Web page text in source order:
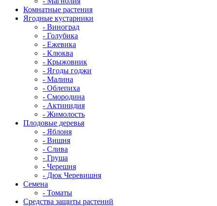
Комнатные растения
Ягодные кустарники
- Виноград
- Голубика
- Ежевика
- Клюква
- Крыжовник
- Ягоды годжи
- Малина
- Облепиха
- Смородина
- Актинидия
- Жимолость
Плодовые деревья
- Яблоня
- Вишня
- Слива
- Груша
- Черешня
- Дюк Черевишня
Семена
- Томаты
Средства защиты растений